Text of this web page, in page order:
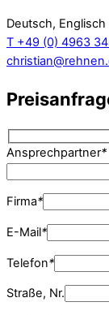
Deutsch, Englisch
T +49 (0) 4963
Ansprechpartner*
Firma*
E-Mail*
Telefon*
Straße, Nr.